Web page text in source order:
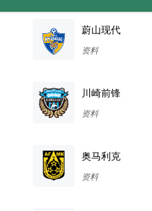
蔚山现代
资料
川崎前锋
资料
奥马利克
资料